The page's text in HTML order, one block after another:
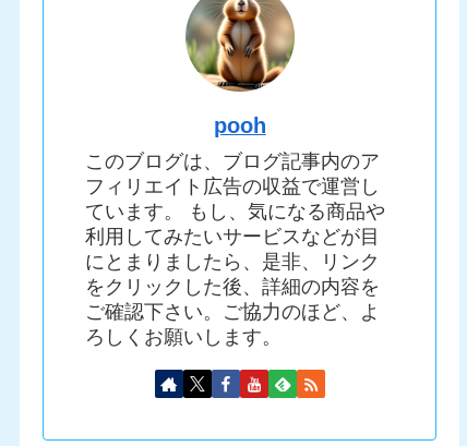
pooh
このブログは、ブログ記事内のア
フィリエイト広告の収益で運営し
ています。 もし、気になる商品や
利用してみたいサービスなどが目
にとまりましたら、是非、リンク
をクリックした後、詳細の内容を
ご確認下さい。ご協力のほど、よ
ろしくお願いします。